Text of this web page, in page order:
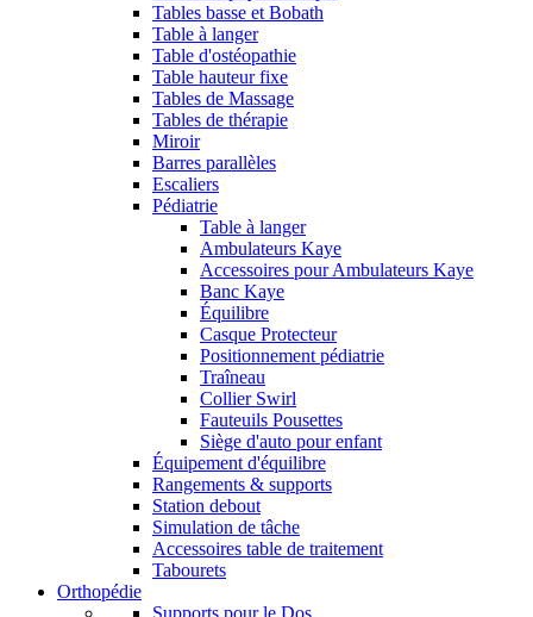
Tables basse et Bobath
Table à langer
Table d'ostéopathie
Table hauteur fixe
Tables de Massage
Tables de thérapie
Miroir
Barres parallèles
Escaliers
Pédiatrie
Table à langer
Ambulateurs Kaye
Accessoires pour Ambulateurs Kaye
Banc Kaye
Équilibre
Casque Protecteur
Positionnement pédiatrie
Traîneau
Collier Swirl
Fauteuils Pousettes
Siège d'auto pour enfant
Équipement d'équilibre
Rangements & supports
Station debout
Simulation de tâche
Accessoires table de traitement
Tabourets
Orthopédie